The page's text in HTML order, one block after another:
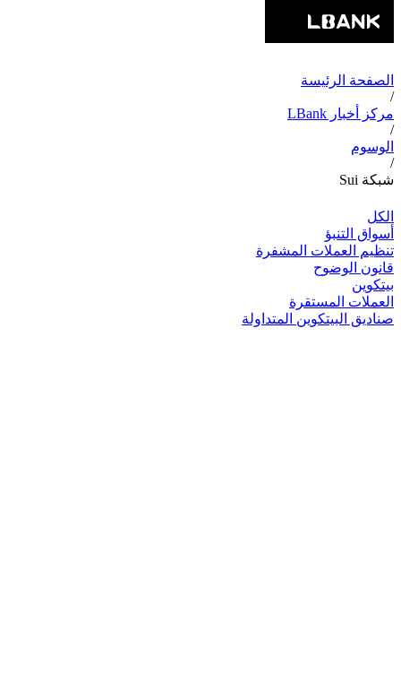
الصفحة الرئيسة
/
مركز أخبار LBank
/
الوسوم
/
شبكة Sui
الكل
أسواق التنبؤ
تنظيم العملات المشفرة
قانون الوضوح
بيتكوين
العملات المستقرة
صناديق البيتكوين المتداولة